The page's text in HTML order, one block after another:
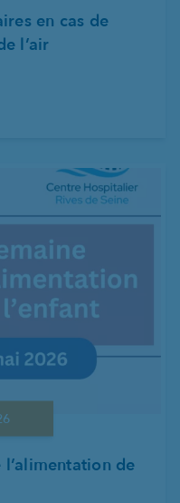
en cas de
l’air
de